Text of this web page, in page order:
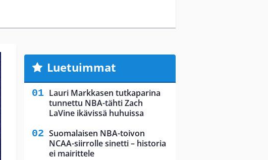
Luetuimmat
Lauri Markkasen tutkaparina
tunnettu NBA-tähti Zach
LaVine ikävissä huhuissa
Suomalaisen NBA-toivon
NCAA-siirrolle sinetti – historia
ei mairittele